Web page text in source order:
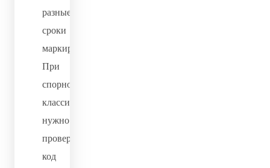
разные
сроки
маркировки.
При
спорной
классификации
нужно
проверить
код